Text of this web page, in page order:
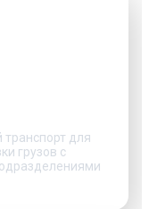
для
грузов с